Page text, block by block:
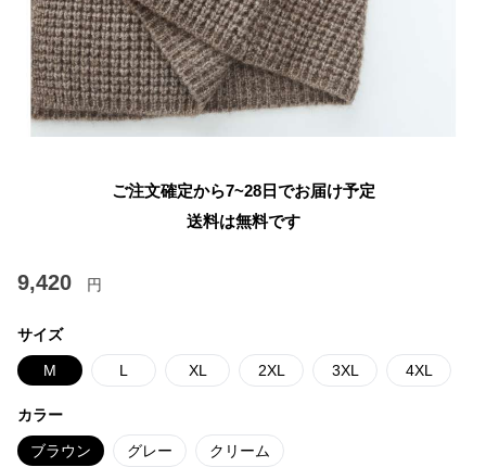
ご注文確定から7~28日でお届け予定
送料は無料です
9,420 円
サイズ
M L XL 2XL 3XL 4XL
カラー
ブラウン グレー クリーム